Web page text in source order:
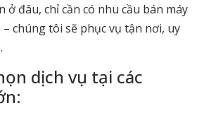
ở đâu, chỉ cần có nhu cầu bán máy
– chúng tôi sẽ phục vụ tận nơi, uy
dịch vụ tại các